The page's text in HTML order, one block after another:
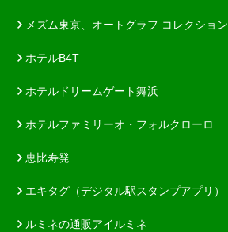
メズム東京、オートグラフ コレクション
ホテルB4T
ホテルドリームゲート舞浜
ホテルファミリーオ・フォルクローロ
恵比寿発
エキタグ（デジタル駅スタンプアプリ）
ルミネの通販アイルミネ